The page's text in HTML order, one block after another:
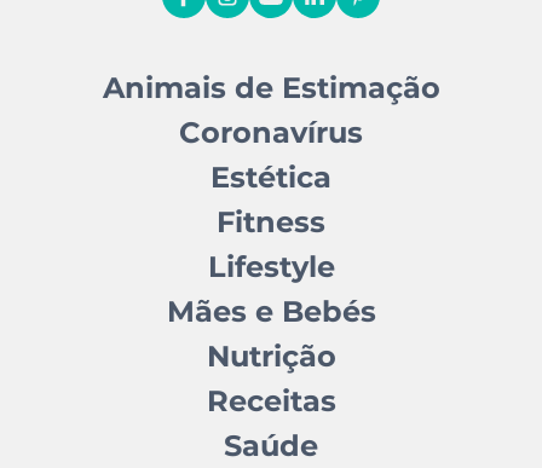
Animais de Estimação
Coronavírus
Estética
Fitness
Lifestyle
Mães e Bebés
Nutrição
Receitas
Saúde